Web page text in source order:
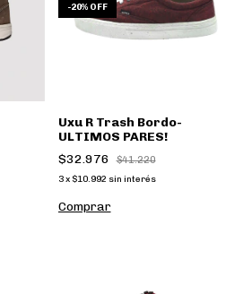
-20% OFF
Uxu R Trash Bordo-
ULTIMOS PARES!
$32.976
$41.220
3 x $10.992 sin interés
Comprar